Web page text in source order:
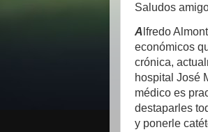
Saludos
A lfredo
económicos
crónica,
hospital José
médico es
destaparles
y ponerle